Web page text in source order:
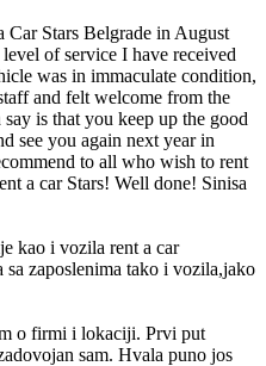
Car Stars Belgrade in August
of service I have received
was in immaculate condition,
and felt welcome from the
is that you keep up the good
see you again next year in
to all who wish to rent
a car Stars! Well done! Sinisa
kao i vozila rent a car
zaposlenima tako i vozila,jako
o firmi i lokaciji. Prvi put
sam. Hvala puno jos